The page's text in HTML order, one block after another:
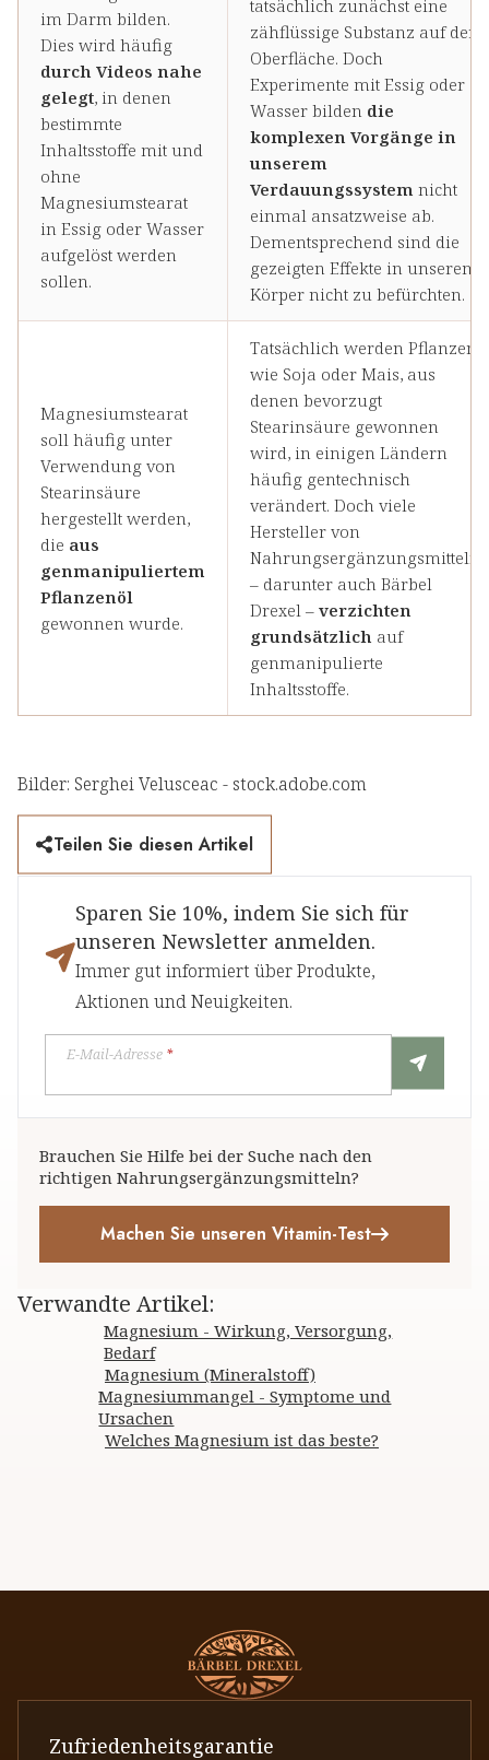
im Darm bilden.
Dies wird häufig
durch Videos nahe
gelegt, in denen
bestimmte
Inhaltsstoffe mit und
ohne
Magnesiumstearat
in Essig oder Wasser
aufgelöst werden
sollen.
tatsächlich zunächst eine
zähflüssige Substanz auf der
Oberfläche. Doch
Experimente mit Essig oder
Wasser bilden die
komplexen Vorgänge in
unserem
Verdauungssystem nicht
einmal ansatzweise ab.
Dementsprechend sind die
gezeigten Effekte in unserem
Körper nicht zu befürchten.
Magnesiumstearat
soll häufig unter
Verwendung von
Stearinsäure
hergestellt werden,
die aus
genmanipuliertem
Pflanzenöl
gewonnen wurde.
Tatsächlich werden Pflanzen
wie Soja oder Mais, aus
denen bevorzugt
Stearinsäure gewonnen
wird, in einigen Ländern
häufig gentechnisch
verändert. Doch viele
Hersteller von
Nahrungsergänzungsmitteln
– darunter auch Bärbel
Drexel – verzichten
grundsätzlich auf
genmanipulierte
Inhaltsstoffe.
Bilder: Serghei Velusceac - stock.adobe.com
Teilen Sie diesen Artikel
Sparen Sie 10%, indem Sie sich für
unseren Newsletter anmelden.
Immer gut informiert über Produkte,
Aktionen und Neuigkeiten.
E-Mail-Adresse *
Brauchen Sie Hilfe bei der Suche nach den
richtigen Nahrungsergänzungsmitteln?
Machen Sie unseren Vitamin-Test
Verwandte Artikel:
Magnesium - Wirkung, Versorgung,
Bedarf
Magnesium (Mineralstoff)
Magnesiummangel - Symptome und
Ursachen
Welches Magnesium ist das beste?
Zufriedenheitsgarantie